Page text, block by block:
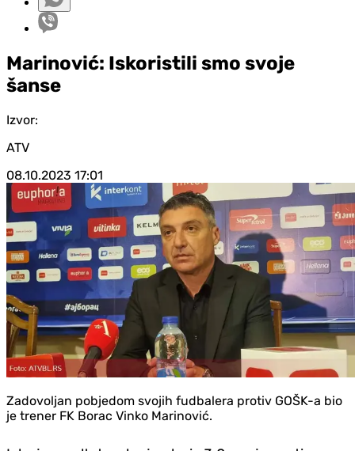
Marinović: Iskoristili smo svoje
šanse
Izvor:
ATV
08.10.2023 17:01
Zadovoljan pobjedom svojih fudbalera protiv GOŠK-a bio
je trener FK Borac Vinko Marinović.